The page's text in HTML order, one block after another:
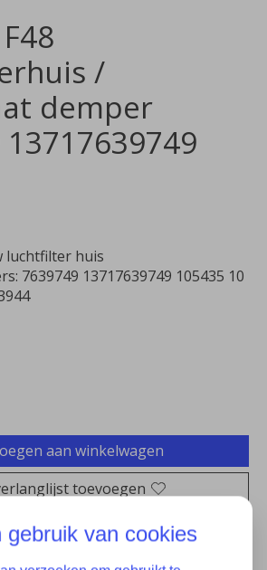
/
demper
luchtfilter huis
7639749 13717639749 105435 10
aan winkelwagen
toevoegen
Plaats bestelling
gebruik van cookies